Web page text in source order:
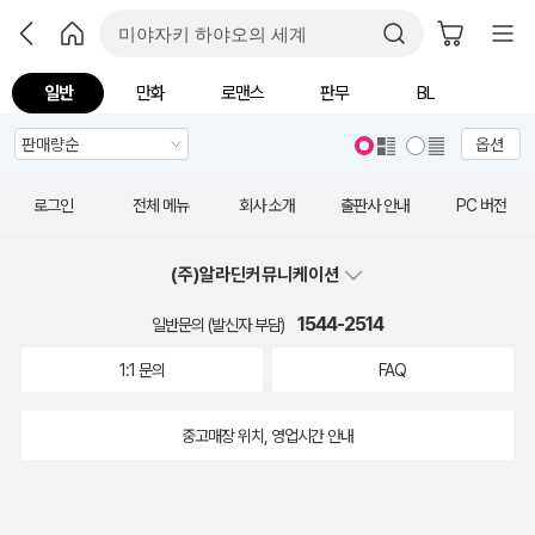
일반 만화 로맨스 판무 BL
옵션
로그인 전체 메뉴 회사 소개 출판사 안내 PC 버전
(주)알라딘커뮤니케이션
일반문의 (발신자 부담) 1544-2514
1:1 문의 FAQ
중고매장 위치, 영업시간 안내